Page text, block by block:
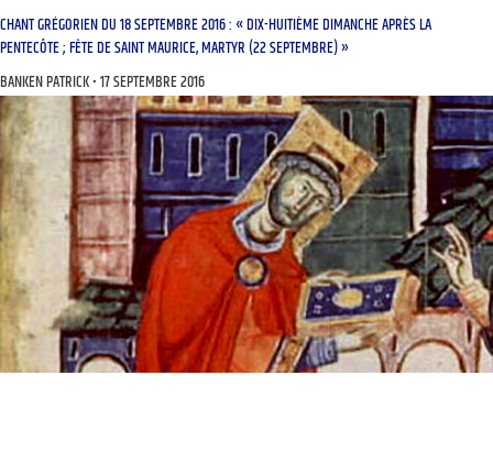
CHANT GRÉGORIEN DU 18 SEPTEMBRE 2016 : « DIX-HUITIÈME DIMANCHE APRÈS LA
PENTECÔTE ; FÊTE DE SAINT MAURICE, MARTYR (22 SEPTEMBRE) »
BANKEN PATRICK 17 SEPTEMBRE 2016